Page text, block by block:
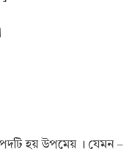
হয় উপমেয় । যেমন –